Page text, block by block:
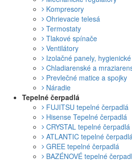
Kompresory
Ohrievacie telesá
Termostaty
Tlakové spínače
Ventilátory
Izolačné panely,
Chladiarenské a
Prevlečné matice a spojky
Náradie
Tepelné čerpadlá
FUJITSU tepelné čerpadlá
Hisense Tepelné čerpadlá
CRYSTAL tepelné čerpadlá
ATLANTIC tepelné čerpadlá
GREE tepelné čerpadlá
BAZÉNOVÉ tepelné